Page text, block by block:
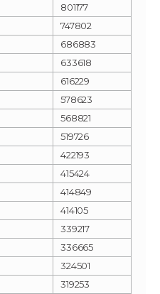
801177
747802
686883
633618
616229
578623
568821
519726
422193
415424
414849
414105
339217
336665
324501
319253